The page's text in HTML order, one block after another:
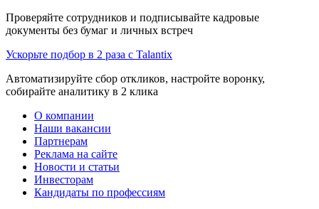
Проверяйте сотрудников и подписывайте кадровые
документы без бумаг и личных встреч
Ускорьте подбор в 2 раза с Talantix
Автоматизируйте сбор откликов, настройте воронку,
собирайте аналитику в 2 клика
О компании
Наши вакансии
Партнерам
Реклама на сайте
Новости и статьи
Инвесторам
Кандидаты по профессиям